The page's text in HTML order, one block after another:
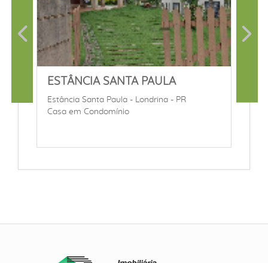
ESTÂNCIA SANTA PAULA
Estância Santa Paula - Londrina - PR
Casa em Condomínio